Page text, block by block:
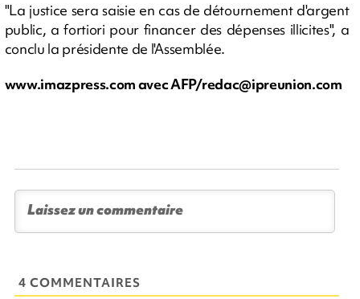
"La justice sera saisie en cas de détournement d'argent
public, a fortiori pour financer des dépenses illicites", a
conclu la présidente de l'Assemblée.
www.imazpress.com avec AFP/redac@ipreunion.com
4 COMMENTAIRES